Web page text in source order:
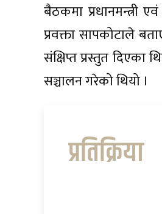
बैठकमा प्रधानमन्त्री
प्रवक्ता सापकोटाले
संक्षिप्त प्रस्तुत दिएका
सञ्चालन गरेको थियो ।
प्रतिक्रिया